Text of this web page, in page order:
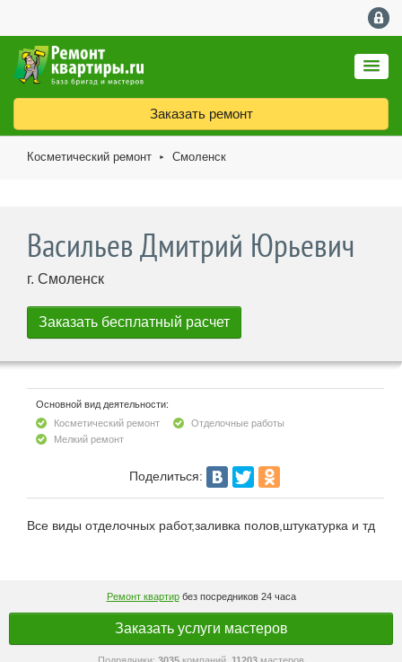
Заказать ремонт
Косметический ремонт ► Смоленск
Васильев Дмитрий Юрьевич
г. Смоленск
Основной вид деятельности:
Косметический ремонт
Отделочные работы
Мелкий ремонт
Поделиться:
Все виды отделочных работ,заливка полов,штукатурка и тд
Ремонт квартирбез посредников 24 часа
Заказать услуги мастеров